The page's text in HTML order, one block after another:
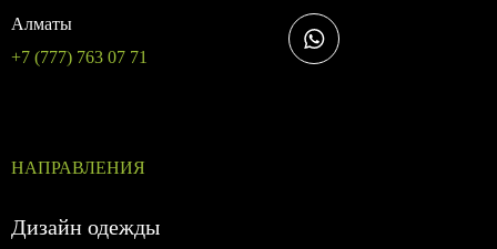
Алматы
+7 (777) 763 07 71
НАПРАВЛЕНИЯ
Дизайн одежды